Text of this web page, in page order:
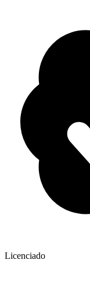
Licenciado